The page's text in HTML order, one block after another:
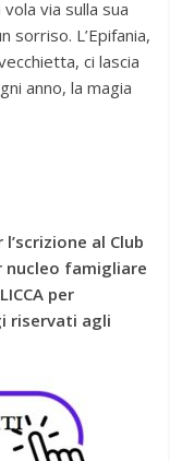
via sulla sua
sorriso. L’Epifania,
ci lascia
anno, la magia
al Club
nucleo famigliare
per
riservati agli